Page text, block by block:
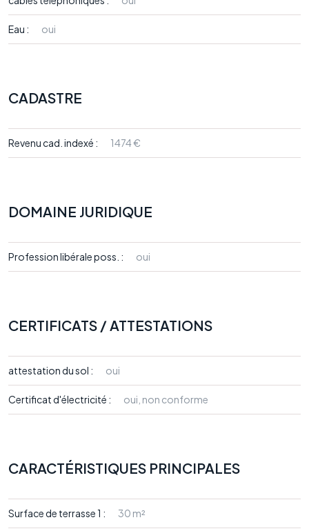
Eau : oui
CADASTRE
Revenu cad. indexé : 1474 €
DOMAINE JURIDIQUE
Profession libérale poss. : oui
CERTIFICATS / ATTESTATIONS
attestation du sol : oui
Certificat d'électricité : oui, non conforme
CARACTÉRISTIQUES PRINCIPALES
Surface de terrasse 1 : 30 m²